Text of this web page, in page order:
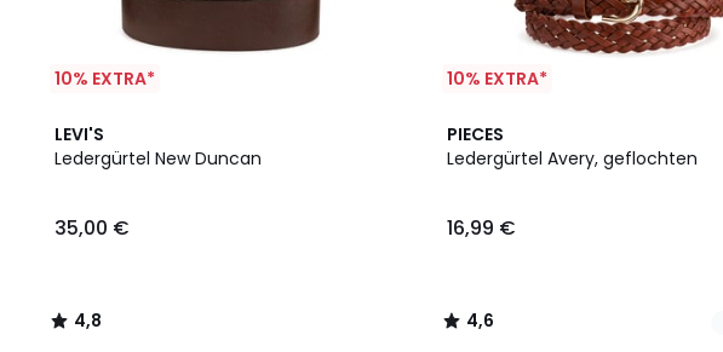
10% EXTRA*
LEVI'S
Ledergürtel New Duncan
€.
35,00 €
4,8
/ 5
4,8
/
10% EXTRA*
PIECES
Ledergürtel Avery, geflochten
16,99 €
4,6
/ 5
2
Farben
4,6
/